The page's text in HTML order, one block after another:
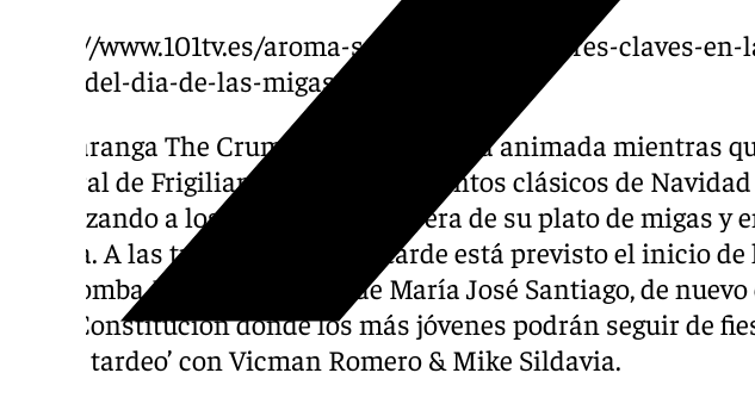
https://www.101tv.es/aroma-sabor-y-limpieza-tres-claves-en-
vinos-del-dia-de-las-migas-de-torrox/
La charanga The Crumbs pondrá la nota animada mientras
Pastoral de Frigiliana interpretará cantos clásicos de Navidad
amenizando a los asistentes la espera de su plato de migas y
arriera. A las tres y media de la tarde está previsto el inicio de
Zambomba Jerezana a cargo de María José Santiago, de
de la Constitución donde los más jóvenes podrán seguir de
‘Súper tardeo’ con Vicman Romero & Mike Sildavia.